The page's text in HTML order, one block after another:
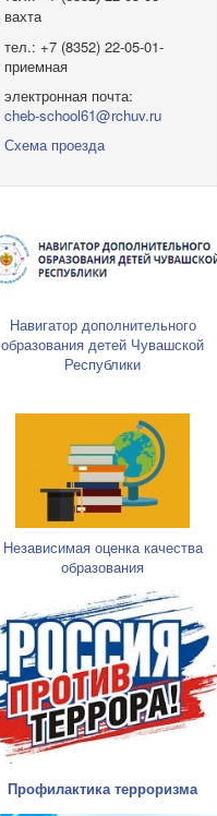
вахта
тел.: +7 (8352) 22-05-01-
приемная
электронная почта:
cheb-school61@rchuv.ru
Схема проезда
Навигатор дополнительного
образования детей Чувашской
Республики
Независимая оценка качества
образования
Профилактика терроризма